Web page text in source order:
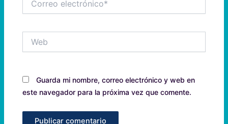
electrónico*
Guarda mi nombre, correo electrónico y web en
este navegador para la próxima vez que comente.